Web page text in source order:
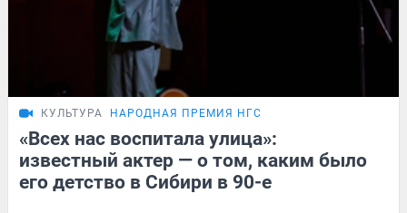
КУЛЬТУРА НАРОДНАЯ ПРЕМИЯ НГС
«Всех нас воспитала улица»:
известный актер — о том, каким было
его детство в Сибири в 90-е